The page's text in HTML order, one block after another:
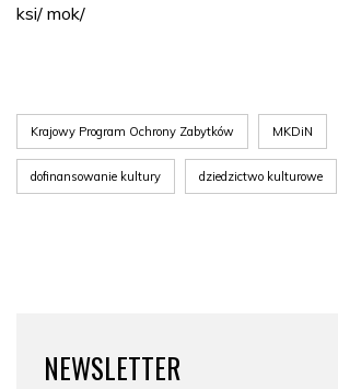
ksi/ mok/
Krajowy Program Ochrony Zabytków MKDiN
dofinansowanie kultury dziedzictwo kulturowe
NEWSLETTER